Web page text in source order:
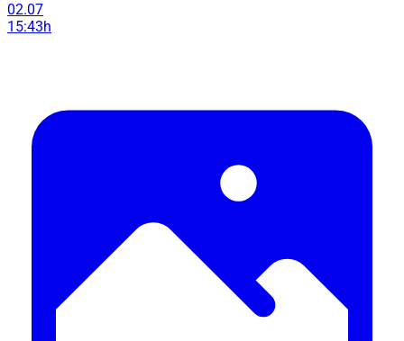
02.07
15:43h